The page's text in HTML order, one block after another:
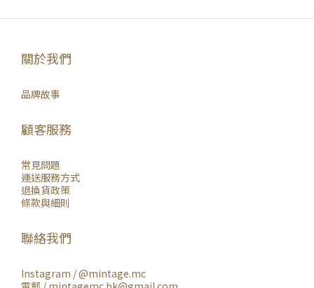
關於我們
品牌故事
顧客服務
常見問題
運送服務方式
退換貨政策
條款與細則
聯絡我們
Instagram /@mintage.mc